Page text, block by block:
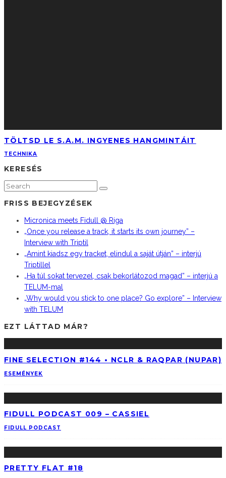
TÖLTSD LE S.A.M. INGYENES HANGMINTÁIT
TECHNIKA
KERESÉS
FRISS BEJEGYZÉSEK
Micronica meets Fidull @ Riga
„Once you release a track, it starts its own journey” –
Interview with Triptil
„Amint kiadsz egy tracket, elindul a saját útján” – interjú
Triptillel
„Ha túl sokat tervezel, csak bekorlátozod magad” – interjú a
TELUM-mal
„Why would you stick to one place? Go explore” – Interview
with TELUM
EZT LÁTTAD MÁR?
FINE SELECTION #144 • NCLR & RAQPAR (NUPAR)
ESEMÉNYEK
FIDULL PODCAST 009 – CASSIEL
FIDULL PODCAST
PRETTY FLAT #18